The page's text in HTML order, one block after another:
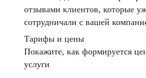
отзывами клиентов, которые
сотрудничали с вашей
Тарифы и цены
Покажите, как формируется
услуги